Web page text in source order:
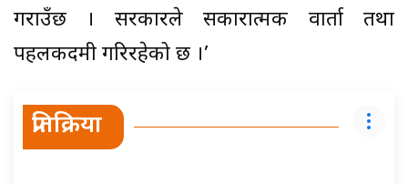
गराउँछ । सरकारले सकारात्मक वार्ता तथा
पहलकदमी गरिरहेको छ ।’
प्रतिक्रिया